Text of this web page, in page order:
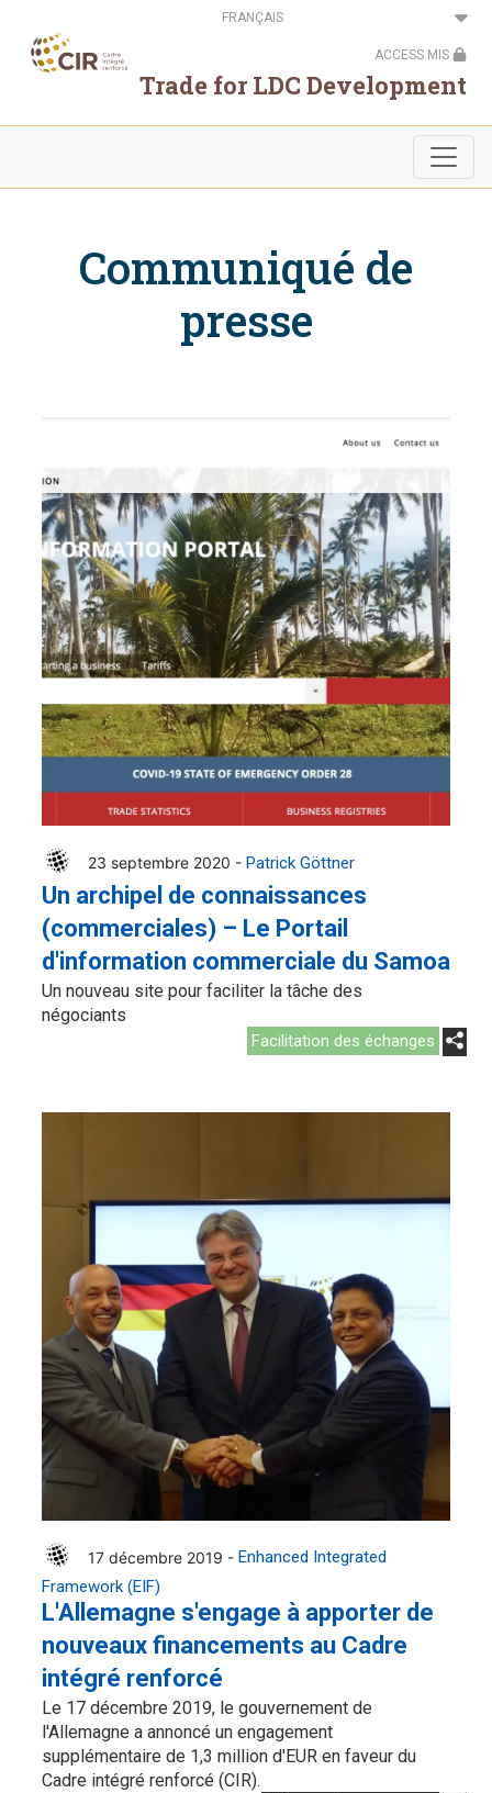
contenu
principal
Select
your
ACCESS MIS
Trade for LDC Development
Communiqué de
presse
23 septembre 2020 - Patrick Göttner
Un archipel de connaissances
(commerciales) – Le Portail
d'information commerciale du Samoa
Un nouveau site pour faciliter la tâche des
négociants
Facilitation des échanges
17 décembre 2019 - Enhanced Integrated
Framework (EIF)
L'Allemagne s'engage à apporter de
nouveaux financements au Cadre
intégré renforcé
Le 17 décembre 2019, le gouvernement de
l'Allemagne a annoncé un engagement
supplémentaire de 1,3 million d'EUR en faveur du
Cadre intégré renforcé (CIR).